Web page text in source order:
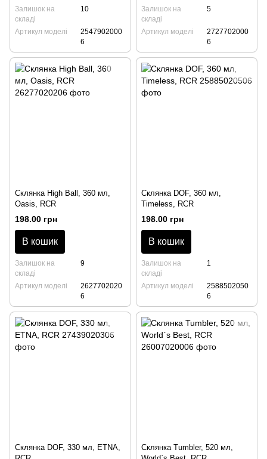
Залишок на
складі
10
Артикул моделі
2547902000
6
Залишок на
складі
5
Артикул моделі
2727702000
6
Склянка High Ball, 360 мл,
Oasis, RCR
198.00 грн
В кошик
Залишок на
складі
9
Артикул моделі
2627702020
6
Склянка DOF, 360 мл,
Timeless, RCR
198.00 грн
В кошик
Залишок на
складі
1
Артикул моделі
2588502050
6
Склянка DOF, 330 мл, ETNA,
Склянка Tumbler, 520 мл,